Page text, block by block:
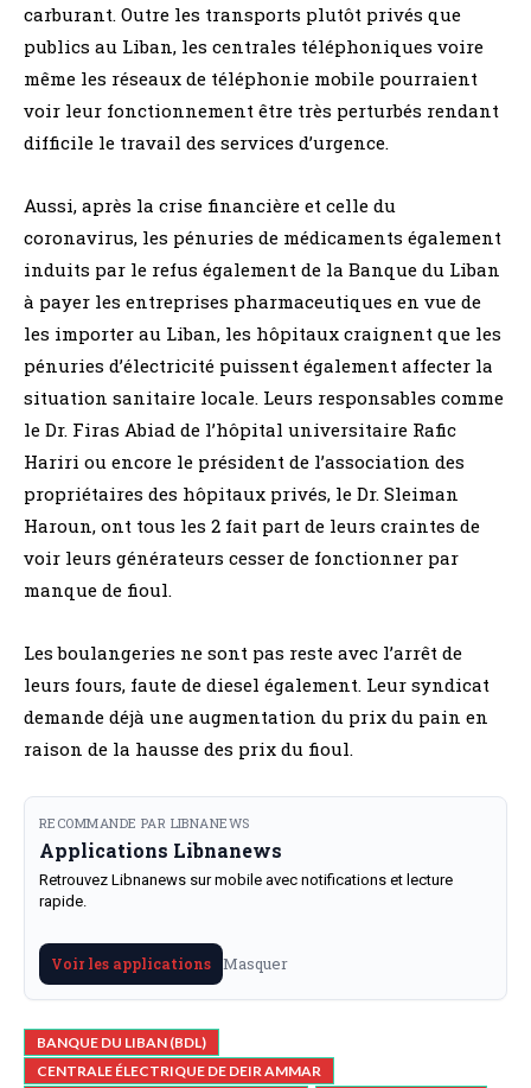
carburant. Outre les transports plutôt privés que
publics au Liban, les centrales téléphoniques voire
même les réseaux de téléphonie mobile pourraient
voir leur fonctionnement être très perturbés rendant
difficile le travail des services d’urgence.
Aussi, après la crise financière et celle du
coronavirus, les pénuries de médicaments également
induits par le refus également de la Banque du Liban
à payer les entreprises pharmaceutiques en vue de
les importer au Liban, les hôpitaux craignent que les
pénuries d’électricité puissent également affecter la
situation sanitaire locale. Leurs responsables comme
le Dr. Firas Abiad de l’hôpital universitaire Rafic
Hariri ou encore le président de l’association des
propriétaires des hôpitaux privés, le Dr. Sleiman
Haroun, ont tous les 2 fait part de leurs craintes de
voir leurs générateurs cesser de fonctionner par
manque de fioul.
Les boulangeries ne sont pas reste avec l’arrêt de
leurs fours, faute de diesel également. Leur syndicat
demande déjà une augmentation du prix du pain en
raison de la hausse des prix du fioul.
RECOMMANDE PAR LIBNANEWS
Applications Libnanews
Retrouvez Libnanews sur mobile avec notifications et lecture
rapide.
Voir les applications Masquer
BANQUE DU LIBAN (BDL)
CENTRALE ÉLECTRIQUE DE DEIR AMMAR